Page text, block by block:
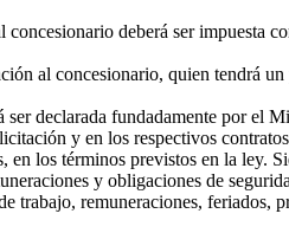
deberá ser impuesta
al concesionario, quien tendrá
declarada fundadamente por el
y en los respectivos
en los términos previstos en la ley.
y obligaciones de
trabajo, remuneraciones,